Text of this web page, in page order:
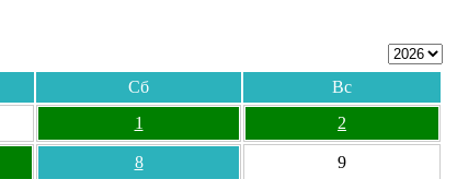
Сб
Вс
1
2
8 9